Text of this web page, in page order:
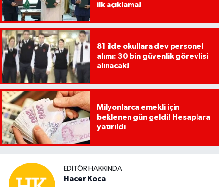
ilk açıklama!
81 ilde okullara dev personel
alımı: 30 bin güvenlik görevlisi
alınacak!
Milyonlarca emekli için
beklenen gün geldi! Hesaplara
yatırıldı
EDITÖR HAKKINDA
Hacer Koca